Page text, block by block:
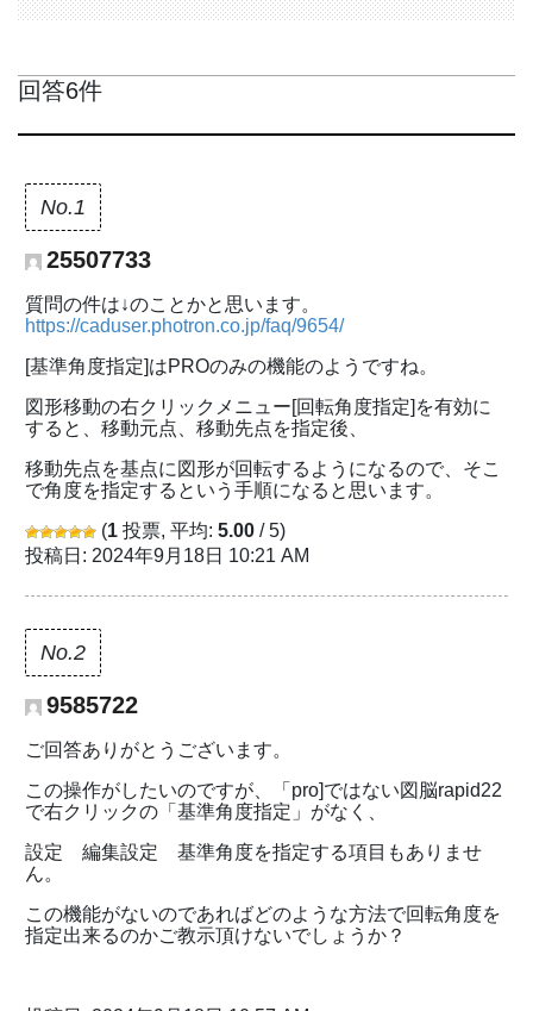
回答6件
No.1
25507733
質問の件は↓のことかと思います。
https://caduser.photron.co.jp/faq/9654/
[基準角度指定]はPROのみの機能のようですね。
図形移動の右クリックメニュー[回転角度指定]を有効に
すると、移動元点、移動先点を指定後、
移動先点を基点に図形が回転するようになるので、そこ
で角度を指定するという手順になると思います。
(1 投票, 平均: 5.00 / 5)
投稿日: 2024年9月18日 10:21 AM
No.2
9585722
ご回答ありがとうございます。
この操作がしたいのですが、「pro]ではない図脳rapid22
で右クリックの「基準角度指定」がなく、
設定 編集設定 基準角度を指定する項目もありませ
ん。
この機能がないのであればどのような方法で回転角度を
指定出来るのかご教示頂けないでしょうか？